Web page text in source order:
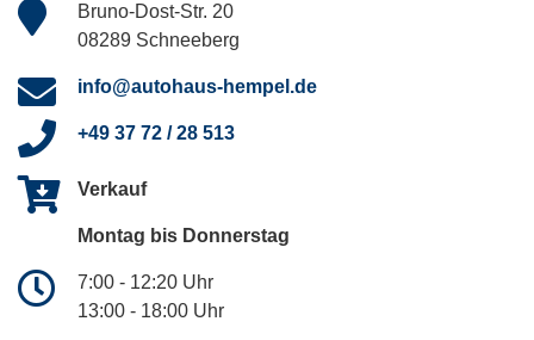
Bruno-Dost-Str. 20
08289 Schneeberg
info@autohaus-hempel.de
+49 37 72 / 28 513
Verkauf
Montag bis Donnerstag
7:00 - 12:20 Uhr
13:00 - 18:00 Uhr